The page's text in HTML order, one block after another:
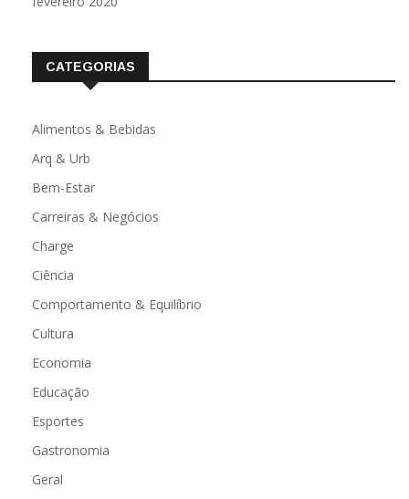
CATEGORIAS
Alimentos & Bebidas
Arq & Urb
Bem-Estar
Carreiras & Negócios
Charge
Ciência
Comportamento & Equilíbrio
Cultura
Economia
Educação
Esportes
Gastronomia
Geral